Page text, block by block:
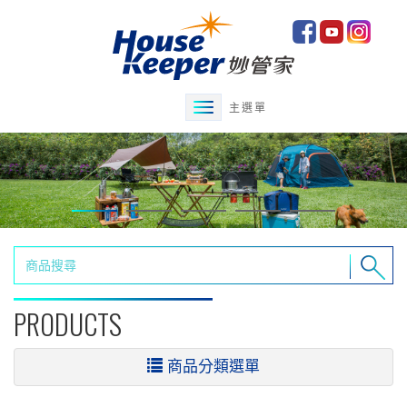
主選單
PRODUCTS
商品分類選單